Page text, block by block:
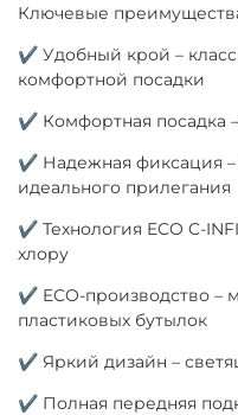
Ключевые
✔ Удобный крой –
комфортной посадки
✔ Комфортная посадка
✔ Надежная фиксация –
идеального прилегания
✔ Технология ECO C-
хлору
✔ ECO-производство –
пластиковых бутылок
✔ Яркий дизайн –
✔ Полная передняя